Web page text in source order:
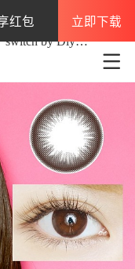
红包 立即下载
【美瞳预定】switch by Diya月抛美瞳1枚装Puppy Love直径14.2mm